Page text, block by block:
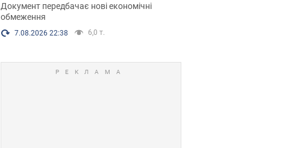
Документ передбачає нові економічні
обмеження
7.08.2026 22:38 6,0 т.